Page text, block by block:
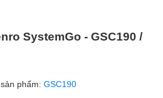
SystemGo - GSC190 /
phẩm: GSC190